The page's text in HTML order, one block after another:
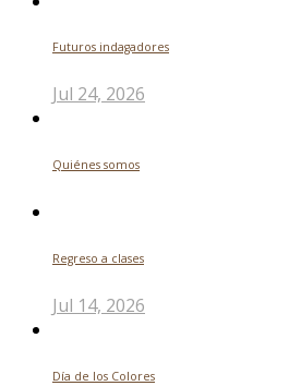
Futuros indagadores
Jul 24, 2026
Quiénes somos
Regreso a clases
Jul 14, 2026
Día de los Colores